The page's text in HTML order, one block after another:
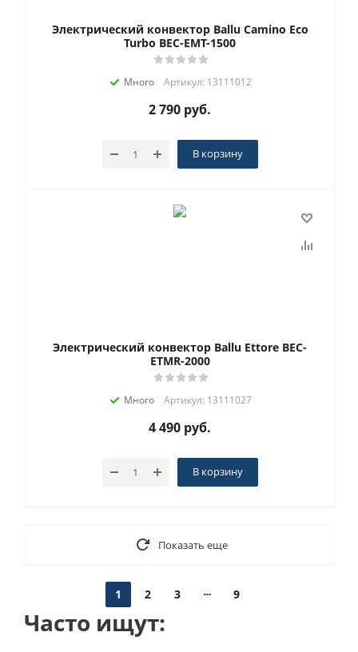
Электрический конвектор Ballu Camino Eco
Turbo BEC-EMT-1500
Много Артикул: 13111012
2 790 руб.
В корзину
Электрический конвектор Ballu Ettore BEC-
ETMR-2000
Много Артикул: 13111027
4 490 руб.
В корзину
Показать еще
1 2 3 9
Часто ищут: